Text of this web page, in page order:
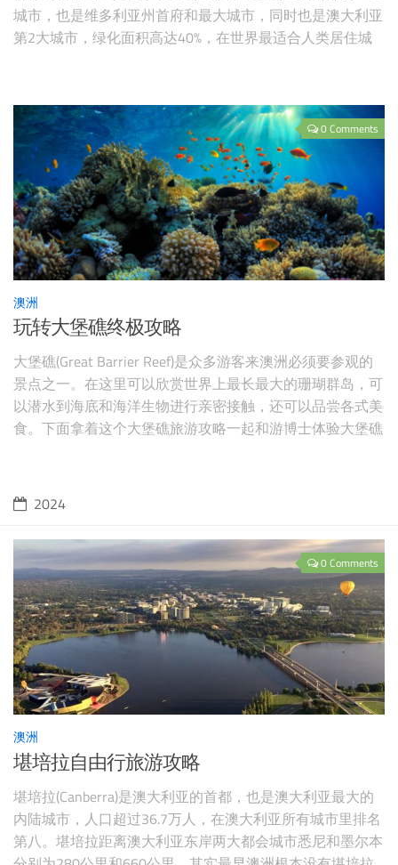
城市，也是维多利亚州首府和最大城市，同时也是澳大利亚
第2大城市，绿化面积高达40%，在世界最适合人类居住城
尔本在服饰、艺术、音乐、电视制作、电影及舞蹈等潮流文
化领域引领澳大利亚，
0 Comments
澳洲
玩转大堡礁终极攻略
大堡礁(Great Barrier Reef)是众多游客来澳洲必须要参观的
景点之一。在这里可以欣赏世界上最长最大的珊瑚群岛，可
以潜水到海底和海洋生物进行亲密接触，还可以品尝各式美
食。下面拿着这个大堡礁旅游攻略一起和游博士体验大堡礁
十亿只微小的珊瑚虫所建构成的，是生物所
2024
0 Comments
澳洲
堪培拉自由行旅游攻略
堪培拉(Canberra)是澳大利亚的首都，也是澳大利亚最大的
内陆城市，人口超过36.7万人，在澳大利亚所有城市里排名
第八。堪培拉距离澳大利亚东岸两大都会城市悉尼和墨尔本